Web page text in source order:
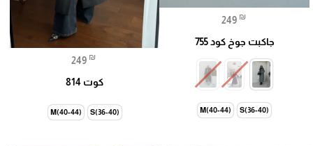
249 ₪
جاكبت جوخ كود 755
S(36-40)
M(40-44)
249 ₪
كوت 814
S(36-40)
M(40-44)